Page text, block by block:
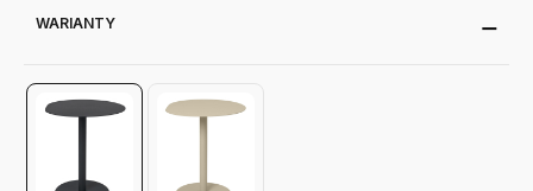
WARIANTY